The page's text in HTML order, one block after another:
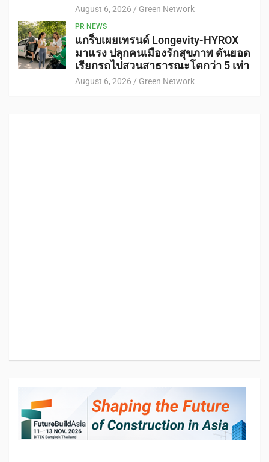
August 6, 2026 Green Network
PR NEWS
แกร็บเผยเทรนด์ Longevity-HYROX
มาแรง ปลุกคนเมืองรักสุขภาพ ดันยอด
เรียกรถไปสวนสาธารณะโตกว่า 5 เท่า
August 6, 2026 Green Network